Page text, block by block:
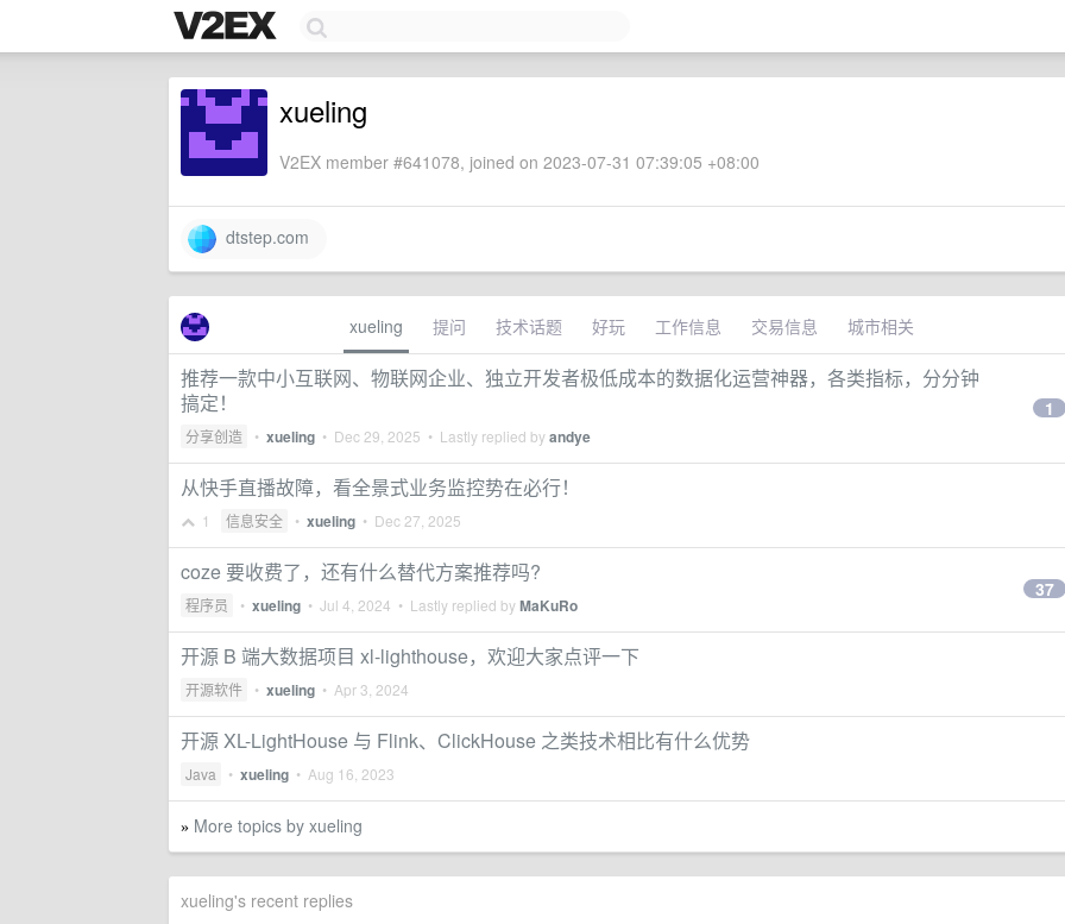
xueling
V2EX member #641078, joined on 2023-07-31 07:39:05 +08:00
dtstep.com
xueling 提问 技术话题 好玩 工作信息 交易信息 城市相关
推荐一款中小互联网、物联网企业、独立开发者极低成本的数据化运营神器，各类指标，分分钟
搞定！
分享创造 • xueling • Dec 29, 2025 • Lastly replied byandye
1
从快手直播故障，看全景式业务监控势在必行！
1 信息安全 • xueling • Dec 27, 2025
coze 要收费了，还有什么替代方案推荐吗?
程序员 • xueling • Jul 4, 2024 • Lastly replied byMaKuRo
37
开源 B 端大数据项目 xl-lighthouse，欢迎大家点评一下
开源软件 • xueling • Apr 3, 2024
开源 XL-LightHouse 与 Flink、ClickHouse 之类技术相比有什么优势
Java • xueling • Aug 16, 2023
» More topics by xueling
xueling's recent replies